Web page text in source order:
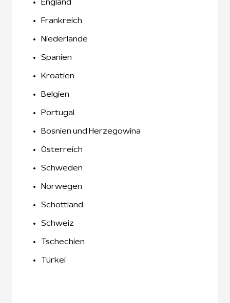
England
Frankreich
Niederlande
Spanien
Kroatien
Belgien
Portugal
Bosnien und Herzegowina
Österreich
Schweden
Norwegen
Schottland
Schweiz
Tschechien
Türkei